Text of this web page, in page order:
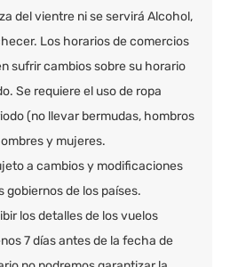
del vientre ni se servirá Alcohol,
Los horarios de comercios
sufrir cambios sobre su horario
Se requiere el uso de ropa
(no llevar bermudas, hombros
y mujeres.
a cambios y modificaciones
gobiernos de los países.
los detalles de los vuelos
7 días antes de la fecha de